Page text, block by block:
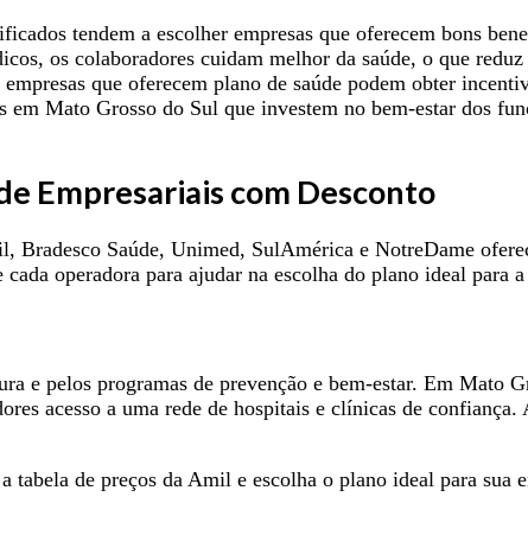
tendem a escolher empresas que oferecem bons
os colaboradores cuidam melhor da saúde, o que
que oferecem plano de saúde podem obter
em Mato Grosso do Sul que investem no bem-estar dos
Empresariais com Desconto
Bradesco Saúde, Unimed, SulAmérica e NotreDame
operadora para ajudar na escolha do plano ideal para a
e pelos programas de prevenção e bem-estar. Em Mato
acesso a uma rede de hospitais e clínicas de
tabela de preços da Amil e escolha o plano ideal para sua